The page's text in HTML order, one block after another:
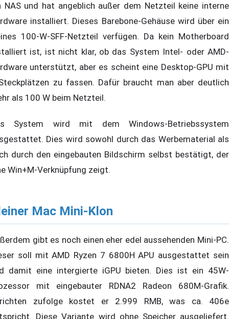
NAS und hat angeblich außer dem Netzteil keine interne
installiert. Dieses Barebone-Gehäuse wird über ein
100-W-SFF-Netzteil verfügen. Da kein Motherboard
ist, ist nicht klar, ob das System Intel- oder AMD-
unterstützt, aber es scheint eine Desktop-GPU mit
zu fassen. Dafür braucht man aber deutlich
als 100 W beim Netzteil.
System wird mit dem Windows-Betriebssystem
Dies wird sowohl durch das Werbematerial als
durch den eingebauten Bildschirm selbst bestätigt, der
Win+M-Verknüpfung zeigt.
Mac Mini-Klon
gibt es noch einen eher edel aussehenden Mini-PC.
soll mit AMD Ryzen 7 6800H APU ausgestattet sein
damit eine intergierte iGPU bieten. Dies ist ein 45W-
mit eingebauter RDNA2 Radeon 680M-Grafik.
zufolge kostet er 2.999 RMB, was ca. 406e
Diese Variante wird ohne Speicher ausgeliefert.